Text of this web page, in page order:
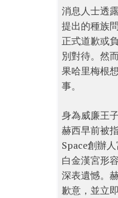
消息人士透
提出的種族
正式道歉或
別對待。然
果哈里梅根
事。
身為威廉王
赫西早前被
Space創辦
白金漢宮形
深表遺憾。
歉意，並立